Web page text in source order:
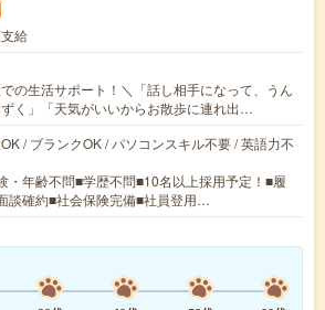
給
の生活サポート！＼「話し相手になって、うん
く」「天気がいいからお散歩に連れ出…
/ ブランクOK / パソコンスキル不要 / 英語力不
・年齢不問■学歴不問■10名以上採用予定！■履
談確約■社会保険完備■社員登用…